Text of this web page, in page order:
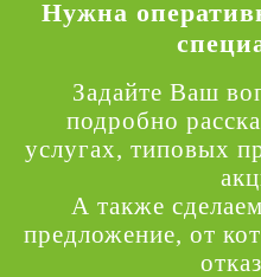
Нужна
Задайте Ваш
подробно
услугах, типовых
А также
предложение, от